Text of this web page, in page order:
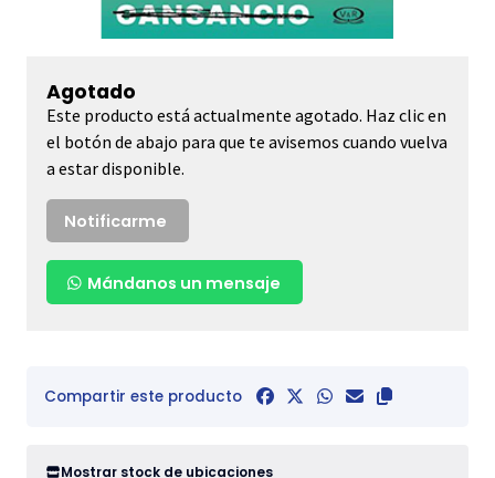
Agotado
Este producto está actualmente agotado. Haz clic en
el botón de abajo para que te avisemos cuando vuelva
a estar disponible.
Notificarme
Mándanos un mensaje
Compartir este producto
Mostrar stock de ubicaciones